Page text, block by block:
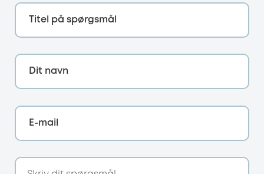
Titel på spørgsmål
Dit navn
E-mail